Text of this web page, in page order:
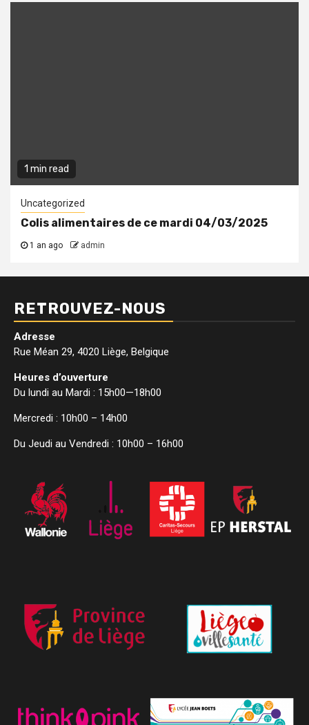
1 min read
Uncategorized
Colis alimentaires de ce mardi 04/03/2025
1 an ago admin
RETROUVEZ-NOUS
Adresse
Rue Méan 29, 4020 Liège, Belgique
Heures d’ouverture
Du lundi au Mardi : 15h00—18h00
Mercredi : 10h00 – 14h00
Du Jeudi au Vendredi : 10h00 – 16h00